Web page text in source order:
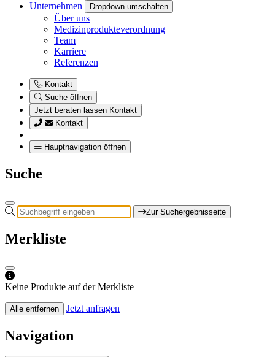
Unternehmen
Dropdown umschalten
Über uns
Medizinprodukteverordnung
Team
Karriere
Referenzen
Kontakt
Suche öffnen
Jetzt beraten lassen Kontakt
Kontakt
Hauptnavigation öffnen
Suche
Zur Suchergebnisseite
Merkliste
Keine Produkte auf der Merkliste
Alle entfernen Jetzt anfragen
Navigation